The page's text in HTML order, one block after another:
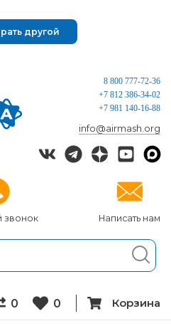
другой
звонок Написать нам
8 800 777-72-36
+7 812 386-34-02
+7 981 140-16-88
info@airmash.org
0 0 Корзина